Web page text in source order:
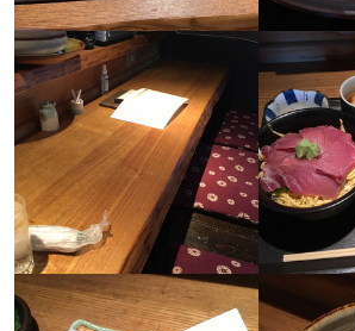
求
バイト ホールスタッフ
バイト ホールスタッフ
求
バイト 調理補助
求
バイト ホールスタッフ
求
バイト ホールスタッフ
必須スキル・経験
コミュニケーション能力
歓迎スキル・経験
コミュニケーション能力 飲食店での接客経験
求める人物像
必須スキル・経験
コミュニケーション能力
歓迎スキル・経験
コミュニケーション能力 飲食店での接客経験
求める人物像
コミュニケーション能力
歓迎スキル・経験
コミュニケーション能力 飲食店での接客経験
求める人物像
・一生懸命働ける方
・お客さんとの会話を楽しめる方